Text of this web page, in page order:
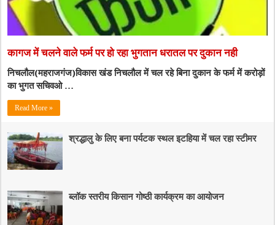
कागज में चलने वाले फर्म पर हो रहा भुगतान धरातल पर दुकान नही
निचलौल(महराजगंज)विकास खंड निचलौल में चल रहे बिना दुकान के फर्म में करोड़ों
का भुगत सचिवओ …
Read More »
श्रद्धालु के लिए बना पर्यटक स्थल इटहिया में चल रहा स्टीमर
ब्लॉक स्तरीय किसान गोष्ठी कार्यक्रम का आयोजन